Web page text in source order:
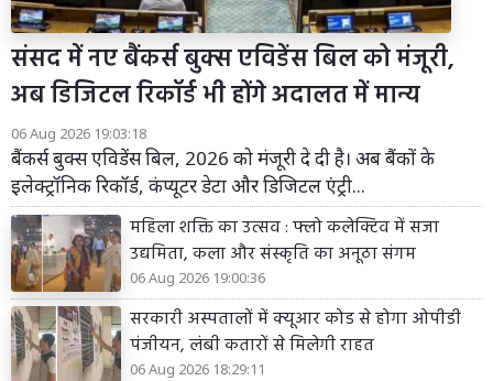
संसद में नए बैंकर्स बुक्स एविडेंस बिल को मंजूरी,
अब डिजिटल रिकॉर्ड भी होंगे अदालत में मान्य
06 Aug 2026 19:03:18
बैंकर्स बुक्स एविडेंस बिल, 2026 को मंजूरी दे दी है। अब बैंकों के
इलेक्ट्रॉनिक रिकॉर्ड, कंप्यूटर डेटा और डिजिटल एंट्री...
महिला शक्ति का उत्सव : फ्लो कलेक्टिव में सजा
उद्यमिता, कला और संस्कृति का अनूठा संगम
06 Aug 2026 19:00:36
सरकारी अस्पतालों में क्यूआर कोड से होगा ओपीडी
पंजीयन, लंबी कतारों से मिलेगी राहत
06 Aug 2026 18:29:11